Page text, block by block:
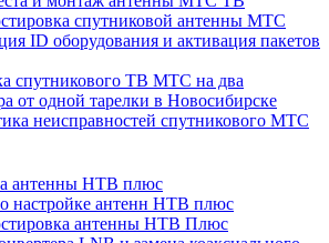
спутниковой антенны МТС
ID оборудования и активация пакетов
спутникового ТВ МТС на два
от одной тарелки в Новосибирске
неисправностей спутникового МТС
антенны НТВ плюс
настройке антенн НТВ плюс
антенны НТВ Плюс